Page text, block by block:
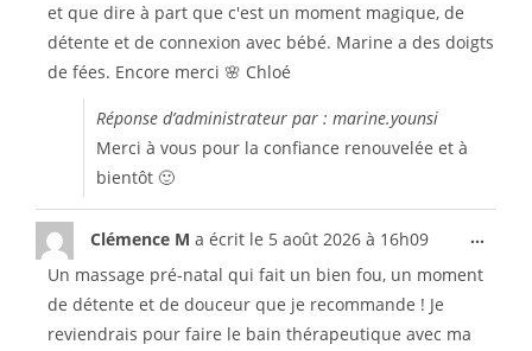
et que dire à part que c'est un moment magique, de
détente et de connexion avec bébé. Marine a des doigts
de fées. Encore merci 🌸 Chloé
Réponse d’administrateur par : marine.younsi
Merci à vous pour la confiance renouvelée et à
bientôt 🙂
Clémence M a écrit le 5 août 2026 à 16h09
Un massage pré-natal qui fait un bien fou, un moment
de détente et de douceur que je recommande ! Je
reviendrais pour faire le bain thérapeutique avec ma
...